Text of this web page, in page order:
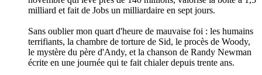
milliard et fait de Jobs un milliardaire en sept jours.
Sans oublier mon quart d'heure de mauvaise foi : les humains
terrifiants, la chambre de torture de Sid, le procès de Woody,
le mystère du père d'Andy, et la chanson de Randy Newman
écrite en une journée qui te fait chialer depuis trente ans.